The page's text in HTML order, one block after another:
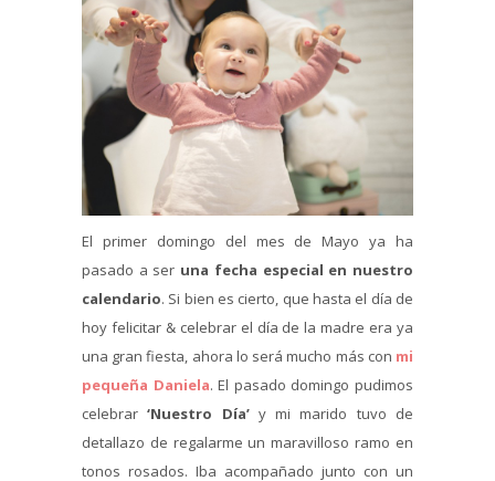
El primer domingo del mes de Mayo ya ha
pasado a ser una fecha especial en nuestro
calendario. Si bien es cierto, que hasta el día de
hoy felicitar & celebrar el día de la madre era ya
una gran fiesta, ahora lo será mucho más con mi
pequeña Daniela. El pasado domingo pudimos
celebrar ‘Nuestro Día’y mi marido tuvo de
detallazo de regalarme un maravilloso ramo en
tonos rosados. Iba acompañado junto con un